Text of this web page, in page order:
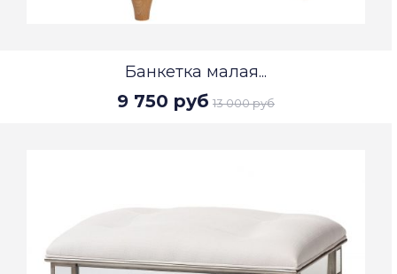
Банкетка малая...
9 750 руб 13 000 руб